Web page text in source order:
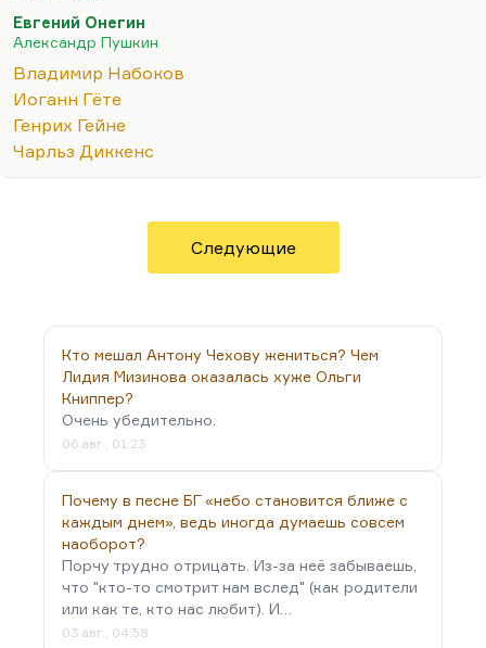
Я не думаю, что Набоков всерьез это говорит.
Набоков как раз из тех русских, которые умеют
уважать чужое. Я тут давеча для студенческих
нужд перечитывал комментарий Набокова к
«Онегину». Сам перевод я не беру, перевод,
конечно, обычный прозаический. Но
комментарий гениальный. Набоков проследил и
количество вкусных…
Евгений Онегин
Александр Пушкин
Владимир Набоков
Иоганн Гёте
Генрих Гейне
Чарльз Диккенс
Следующие
Кто мешал Антону Чехову жениться? Чем
Лидия Мизинова оказалась хуже Ольги
Книппер?
Очень убедительно.
06 авг., 01:23
Почему в песне БГ «небо становится ближе с
каждым днем», ведь иногда думаешь совсем
наоборот?
Порчу трудно отрицать. Из-за неё забываешь,
что "кто-то смотрит нам вслед" (как родители
или как те, кто нас любит). И…
03 авг., 04:58